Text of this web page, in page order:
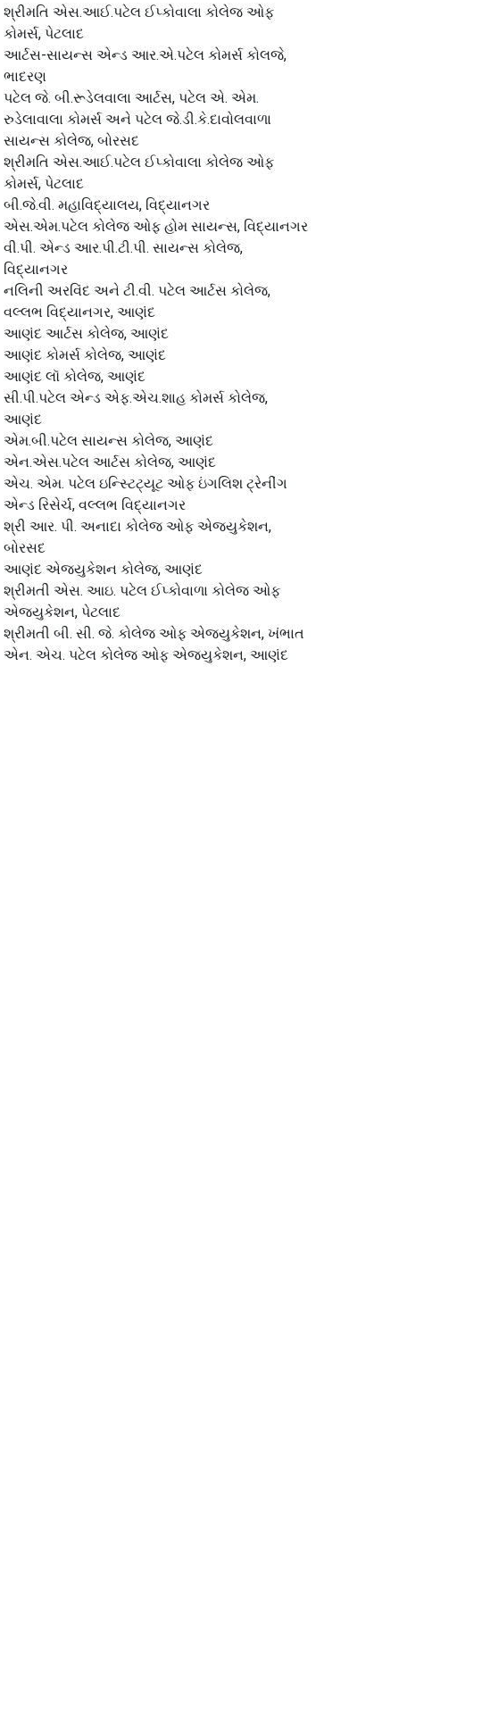
શ્રીમતિ એસ.આઈ.પટેલ ઈપ્કોવાલા કોલેજ ઓફ
કોમર્સ, પેટલાદ
આર્ટસ-સાયન્સ એન્ડ આર.એ.પટેલ કોમર્સ કોલજે,
ભાદરણ
પટેલ જે. બી.રૂડેલવાલા આર્ટસ, પટેલ એ. એમ.
રુડેલાવાલા કોમર્સ અને પટેલ જે.ડી.કે.દાવોલવાળા
સાયન્સ કોલેજ, બોરસદ
શ્રીમતિ એસ.આઈ.પટેલ ઈપ્કોવાલા કોલેજ ઓફ
કોમર્સ, પેટલાદ
બી.જે.વી. મહાવિદ્યાલય, વિદ્યાનગર
એસ.એમ.પટેલ કોલેજ ઓફ હોમ સાયન્સ, વિદ્યાનગર
વી.પી. એન્ડ આર.પી.ટી.પી. સાયન્સ કોલેજ,
વિદ્યાનગર
નલિની અરવિંદ અને ટી.વી. પટેલ આર્ટસ કોલેજ,
વલ્લભ વિદ્યાનગર, આણંદ
આણંદ આર્ટસ કોલેજ, આણંદ
આણંદ કોમર્સ કોલેજ, આણંદ
આણંદ લૉ કોલેજ, આણંદ
સી.પી.પટેલ એન્ડ એફ.એચ.શાહ કોમર્સ કોલેજ,
આણંદ
એમ.બી.પટેલ સાયન્સ કોલેજ, આણંદ
એન.એસ.પટેલ આર્ટસ કોલેજ, આણંદ
એચ. એમ. પટેલ ઇન્સ્ટિટ્યૂટ ઓફ ઇંગલિશ ટ્રેનીંગ
એન્ડ રિસેર્ચ, વલ્લભ વિદ્યાનગર
શ્રી આર. પી. અનાદા કોલેજ ઓફ એજ્યુકેશન,
બોરસદ
આણંદ એજ્યુકેશન કોલેજ, આણંદ
શ્રીમતી એસ. આઇ. પટેલ ઈપ્કોવાળા કોલેજ ઓફ
એજ્યુકેશન, પેટલાદ
શ્રીમતી બી. સી. જે. કોલેજ ઓફ એજ્યુકેશન, ખંભાત
એન. એચ. પટેલ કોલેજ ઓફ એજ્યુકેશન, આણંદ